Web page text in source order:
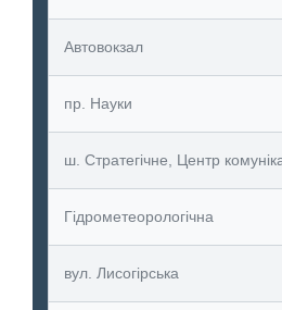
Автовокзал
пр. Науки
ш. Стратегічне, Центр
Гідрометеорологічна
вул. Лисогірська